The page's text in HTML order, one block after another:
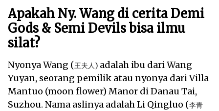
Apakah Ny. Wang di cerita Demi
Gods & Semi Devils bisa ilmu
silat?
Nyonya Wang (王夫人) adalah ibu dari Wang
Yuyan, seorang pemilik atau nyonya dari Villa
Mantuo (moon flower) Manor di Danau Tai,
Suzhou. Nama aslinya adalah Li Qingluo (李青